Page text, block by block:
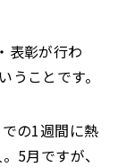
表彰が行わ
ことです。
の1週間に熱
5月ですが、